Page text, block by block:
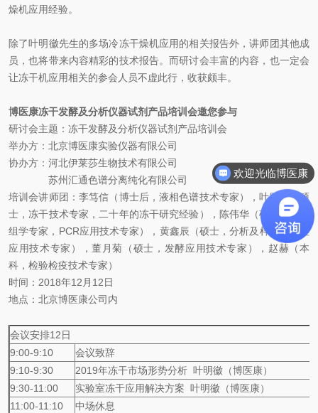
燥机应用经验。
除了叶明徽先生的多场冷冻干燥机应用的相关报告外，讲师团其他成
员，也将带来内容精彩的技术报告。而研讨会丰富的内容，也一定会
让冻干机应用相关的参会人员不虚此行，收获颇丰。
博医康冻干发酵及分析仪器试剂产品培训会邀您参与
研讨会主题：冻干发酵及分析仪器试剂产品培训会
举办方：北京博医康实验仪器有限公司
协办方：河北伊莱莎生物技术有限公司
苏州汇通色谱分离纯化有限公司
培训会讲师团：李笃信（博士后，液相色谱技术专家），叶明徽（硕
士，冻干技术专家，二十年的冻干研究经验），陈伟华（硕士，蛋白
组学专家，PCR应用技术专家），黄鑫辰（硕士，分析及样品前处理
应用技术专家），董月菊（硕士，发酵应用技术专家），赵赫（本
科，检验检疫技术专家）
时间：2018年12月12日
地点：北京博医康公司内
会议安排12日
9:00-9:10
会议致辞
9:10-9:30
2019年冻干市场形势分析 叶明徽（博医康）
9:30-11:00
实验室冻干应用解决方案 叶明徽（博医康）
11:00-11:10
中场休息
欢迎光临博医康